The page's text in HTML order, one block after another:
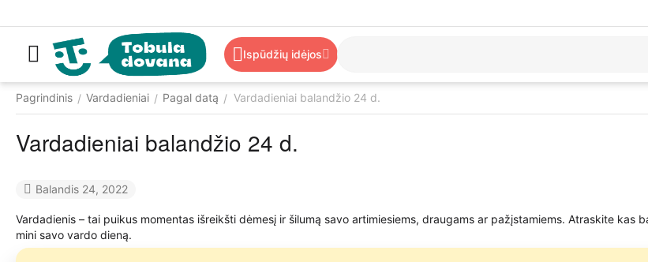
Ispūdžių idėjos
Pagrindinis / Vardadieniai / Pagal datą / Vardadieniai balandžio 24 d.
Vardadieniai balandžio 24 d.
Balandis 24, 2022
Vardadienis – tai puikus momentas išreikšti dėmesį ir šilumą savo artimiesiems, draugams ar pažįstamiems. Atraskite kas
mini savo vardo dieną.